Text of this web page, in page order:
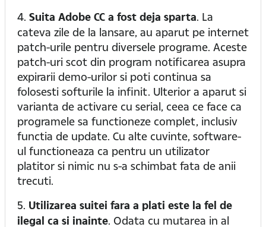
4. Suita Adobe CC a fost deja sparta. La
cateva zile de la lansare, au aparut pe internet
patch-urile pentru diversele programe. Aceste
patch-uri scot din program notificarea asupra
expirarii demo-urilor si poti continua sa
folosesti softurile la infinit. Ulterior a aparut si
varianta de activare cu serial, ceea ce face ca
programele sa functioneze complet, inclusiv
functia de update. Cu alte cuvinte, software-
ul functioneaza ca pentru un utilizator
platitor si nimic nu s-a schimbat fata de anii
trecuti.
5. Utilizarea suitei fara a plati este la fel de
ilegal ca si inainte. Odata cu mutarea in al